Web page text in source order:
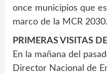
once municipios que
marco de la MCR 2030.
PRIMERAS VISITAS
En la mañana del
Director Nacional de